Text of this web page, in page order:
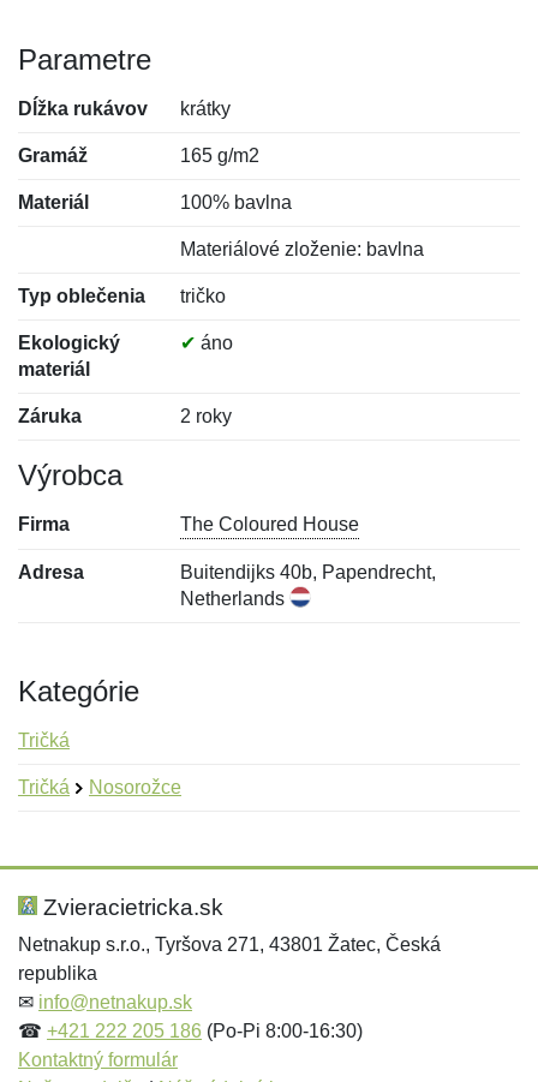
Parametre
Dĺžka rukávov krátky
Gramáž 165 g/m2
Materiál 100% bavlna
Materiálové zloženie: bavlna
Typ oblečenia tričko
Ekologický
materiál
✔ áno
Záruka 2 roky
Výrobca
Firma The Coloured House
Adresa
Buitendijks 40b, Papendrecht,
Netherlands
Kategórie
Tričká
Tričká Nosorožce
Hodnotenie:
Meno:*
Meno:
E-mail:*
Zvieracietricka.sk
Netnakup s.r.o., Tyršova 271, 43801 Žatec, Česká
republika
✉ info@netnakup.sk
☎ +421 222 205 186 (Po-Pi 8:00-16:30)
Kontaktný formulár